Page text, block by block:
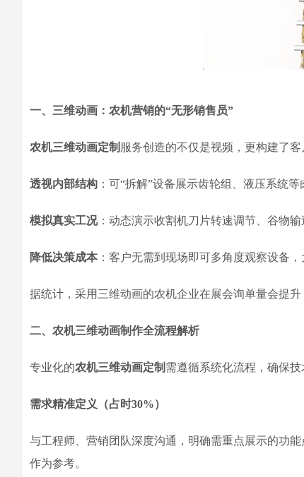
一、三维动画：农机营销的“无形销售员”
农机三维动画定制 服务创造的不仅是视频，更构建了
透视内部结构 ：可“拆解”设备展示齿轮组、液压系统
模拟真实工况：动态演示收割机刀片转速调节、谷物
降低决策成本：客户无需到现场即可多角度观察设备
据统计，采用三维动画的农机企业在展会询单量会提升
二、农机三维动画制作全流程解析
专业化的农机三维动画定制 需遵循系统化流程，确保
需求精准定义（占时30%）
与工程师、营销团队深度沟通，明确需重点展示的功
作为参考。